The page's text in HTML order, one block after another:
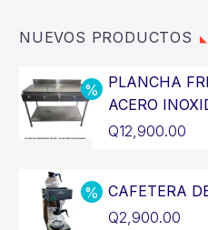
NUEVOS PRODUCTOS
PLANCHA
ACERO
El
original
era:
Q12,900.00
precio
actual
CAFETERA
El
Q2,900.00